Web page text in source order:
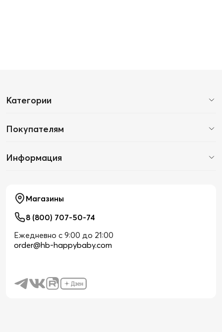
Категории
Покупателям
Информация
Магазины
8 (800) 707-50-74
Ежедневно с 9:00 до 21:00
order@hb-happybaby.com